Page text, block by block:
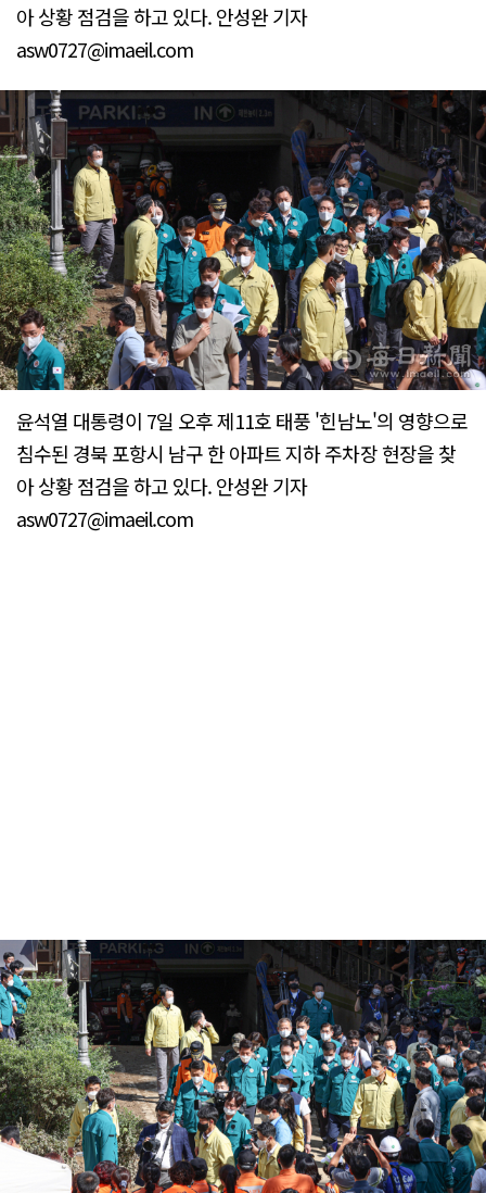
아 상황 점검을 하고 있다. 안성완 기자
asw0727@imaeil.com
윤석열 대통령이 7일 오후 제11호 태풍 '힌남노'의 영향으로
침수된 경북 포항시 남구 한 아파트 지하 주차장 현장을 찾
아 상황 점검을 하고 있다. 안성완 기자
asw0727@imaeil.com